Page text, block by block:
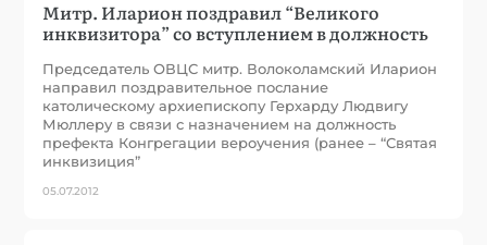
Митр. Иларион поздравил “Великого
инквизитора” со вступлением в должность
Председатель ОВЦС митр. Волоколамский Иларион
направил поздравительное послание
католическому архиепископу Герхарду Людвигу
Мюллеру в связи с назначением на должность
префекта Конгрегации вероучения (ранее – “Святая
инквизиция”
05.07.2012